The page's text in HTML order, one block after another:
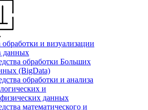
обработки и визуализации
данных
обработки Больших
(BigData)
обработки и анализа
и
данных
математического и